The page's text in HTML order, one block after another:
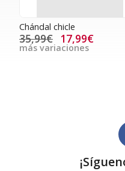
Chándal chicle
35,99€ 17,99€
más variaciones